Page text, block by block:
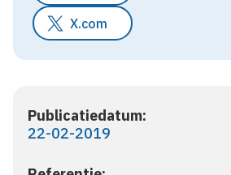
Publicatiedatum:
22-02-2019
X.com